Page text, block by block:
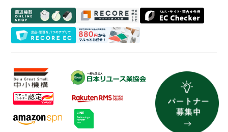
買取専門店
トレーディングカード
よくある質問
会社概要
プライバシーポリシー